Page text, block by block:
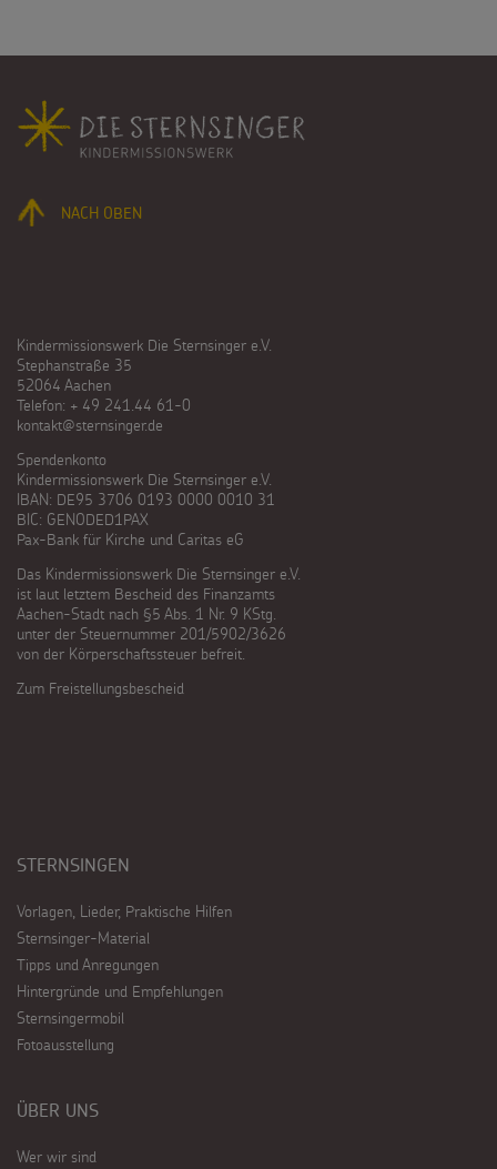
Fußbereich
NACH OBEN
Kindermissionswerk Die Sternsinger e.V.
Stephanstraße 35
52064 Aachen
Telefon: + 49 241.44 61-0
kontakt@sternsinger.de
Spendenkonto
Kindermissionswerk Die Sternsinger e.V.
IBAN: DE95 3706 0193 0000 0010 31
BIC: GENODED1PAX
Pax-Bank für Kirche und Caritas eG
Das Kindermissionswerk Die Sternsinger e.V.
ist laut letztem Bescheid des Finanzamts
Aachen-Stadt nach §5 Abs. 1 Nr. 9 KStg.
unter der Steuernummer 201/5902/3626
von der Körperschaftssteuer befreit.
Zum Freistellungsbescheid
STERNSINGEN
Vorlagen, Lieder, Praktische Hilfen
Sternsinger-Material
Tipps und Anregungen
Hintergründe und Empfehlungen
Sternsingermobil
Fotoausstellung
ÜBER UNS
Wer wir sind